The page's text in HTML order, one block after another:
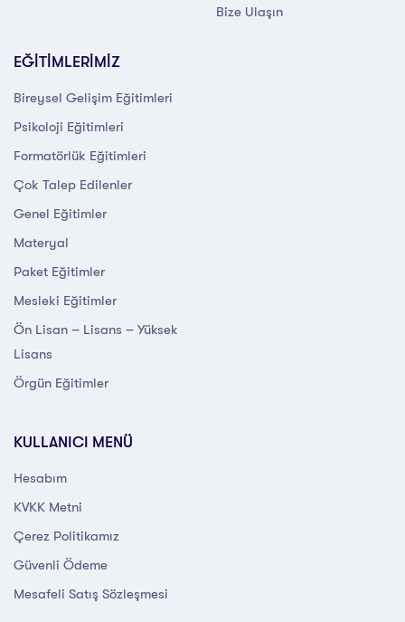
Bize Ulaşın
EĞİTİMLERİMİZ
Bireysel Gelişim Eğitimleri
Psikoloji Eğitimleri
Formatörlük Eğitimleri
Çok Talep Edilenler
Genel Eğitimler
Materyal
Paket Eğitimler
Mesleki Eğitimler
Ön Lisan – Lisans – Yüksek
Lisans
Örgün Eğitimler
KULLANICI MENÜ
Hesabım
KVKK Metni
Çerez Politikamız
Güvenli Ödeme
Mesafeli Satış Sözleşmesi